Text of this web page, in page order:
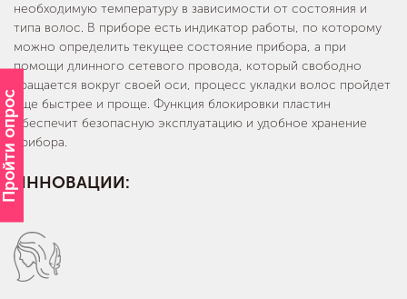
Пройти опрос
необходимую температуру в зависимости от состояния и
типа волос. В приборе есть индикатор работы, по которому
можно определить текущее состояние прибора, а при
помощи длинного сетевого провода, который свободно
вращается вокруг своей оси, процесс укладки волос пройдет
еще быстрее и проще. Функция блокировки пластин
обеспечит безопасную эксплуатацию и удобное хранение
прибора.
ИННОВАЦИИ: